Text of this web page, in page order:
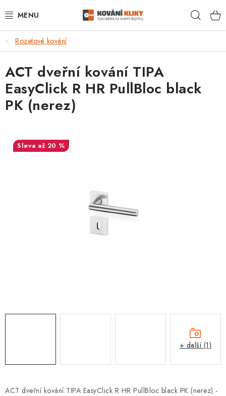
na
VÝPRODEJ - TOP AKCE
BLOG
UŽITEČNÉ RADY
POŠTOVNÉ
Rozetové kování
ACT dveřní kování TIPA EasyClick R HR PullBloc black PK (nerez) -
ACT dveřní kování TIPA
EasyClick R HR PullBloc black
PK (nerez)
až 20 %
+ další (1)